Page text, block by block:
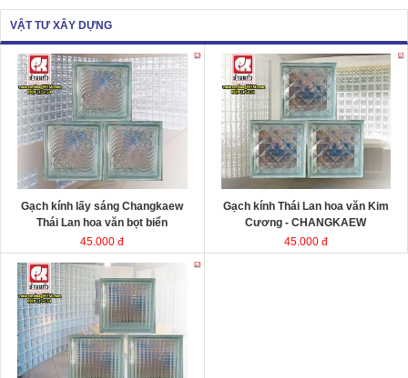
VẬT TƯ XÂY DỰNG
Gạch kính lấy sáng Changkaew
gạch
kính Thái Lan
Kích thước
Đóng gói
Gạch kính lấy sáng Changkaew
Thái Lan hoa văn bọt biển
45.000 đ
Gạch kính lấy sángChangkaew
gạch
kính Thái Lan
Kích thước
Đóng gói
Gạch kính Thái Lan hoa văn Kim
Cương - CHANGKAEW
45.000 đ
Gạch kính lấy sáng Changkaew
gạch
kính Thái Lan
Kích thước